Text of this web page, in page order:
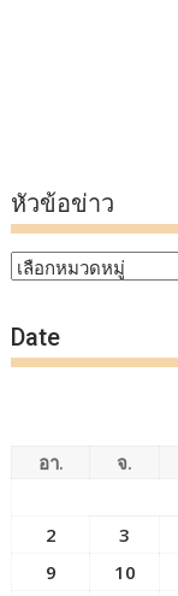
หัวข้อข่าว
หัวข้อ
Date
อา. จ.
2
3
9
10